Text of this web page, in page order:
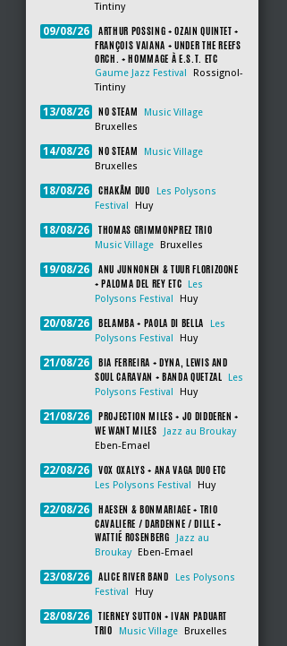
Tintiny
09/08/26
ARTHUR POSSING + OZAIN QUINTET +
FRANÇOIS VAIANA + UNDER THE REEFS
ORCH. + HOMMAGE À E.S.T. ETC
Gaume Jazz Festival
Rossignol-
Tintiny
13/08/26 NO STEAM
Music Village
Bruxelles
14/08/26 NO STEAM
Music Village
Bruxelles
18/08/26 CHAKÂM DUO
Les Polysons
Festival
Huy
18/08/26 THOMAS GRIMMONPREZ TRIO
Music Village Bruxelles
19/08/26
ANU JUNNONEN & TUUR FLORIZOONE
+ PALOMA DEL REY ETC
Les
Polysons Festival
Huy
20/08/26 BELAMBA + PAOLA DI BELLA
Les
Polysons Festival
Huy
21/08/26
BIA FERREIRA + DYNA, LEWIS AND
SOUL CARAVAN + BANDA QUETZAL
Les
Polysons Festival
Huy
21/08/26
PROJECTION MILES + JO DIDDEREN +
WE WANT MILES
Jazz au Broukay
Eben-Emael
22/08/26 VOX OXALYS + ANA VAGA DUO ETC
Les Polysons Festival Huy
22/08/26
HAESEN & BONMARIAGE + TRIO
CAVALIERE / DARDENNE / DILLE +
WATTIÉ ROSENBERG
Jazz au
Broukay
Eben-Emael
23/08/26 ALICE RIVER BAND
Les Polysons
Festival
Huy
28/08/26
TIERNEY SUTTON + IVAN PADUART
TRIO
Music Village Bruxelles